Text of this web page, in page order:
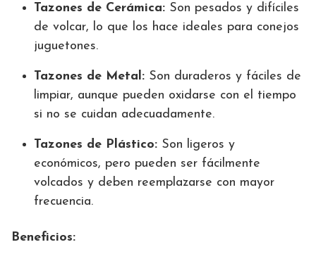
Tazones de Cerámica: Son pesados y difíciles
de volcar, lo que los hace ideales para conejos
juguetones.
Tazones de Metal: Son duraderos y fáciles de
limpiar, aunque pueden oxidarse con el tiempo
si no se cuidan adecuadamente.
Tazones de Plástico: Son ligeros y
económicos, pero pueden ser fácilmente
volcados y deben reemplazarse con mayor
frecuencia.
Beneficios: